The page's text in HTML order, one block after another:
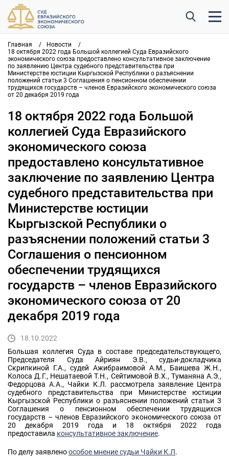
Главная / Новости
/
18 октября 2022 года Большой коллегией Суда Евразийского
экономического союза предоставлено консультативное заключение
по заявлению Центра судебного представительства при
Министерстве юстиции Кыргызской Республики о разъяснении
положений статьи 3 Соглашения о пенсионном обеспечении
трудящихся государств – членов Евразийского экономического союза
от 20 декабря 2019 года
18 октября 2022 года Большой
коллегией Суда Евразийского
экономического союза
предоставлено консультативное
заключение по заявлению Центра
судебного представительства при
Министерстве юстиции
Кыргызской Республики о
разъяснении положений статьи 3
Соглашения о пенсионном
обеспечении трудящихся
государств – членов Евразийского
экономического союза от 20
декабря 2019 года
18.10.2022
Большая коллегия Суда в составе председательствующего,
Председателя Суда Айриян Э.В., судьи-докладчика
Скрипкиной Г.А., судей Ажибраимовой А.М., Баишева Ж.Н.,
Колоса Д.Г., Нешатаевой Т.Н., Сейтимовой В.Х., Туманяна А.Э.,
Федорцова А.А., Чайки К.Л. рассмотрела заявление Центра
судебного представительства при Министерстве юстиции
Кыргызской Республики о разъяснении положений статьи 3
Соглашения о пенсионном обеспечении трудящихся
государств – членов Евразийского экономического союза от
20 декабря 2019 года и 18 октября 2022 года
предоставила консультативное заключение.
По делу заявленоособое мнение судьи Чайки К.Л.